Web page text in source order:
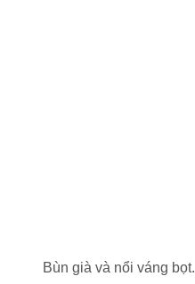
Bùn già và nổi váng bọt.